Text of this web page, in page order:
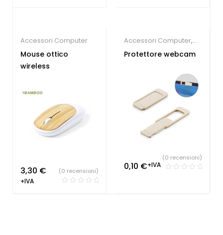
Accessori Computer
Mouse ottico
wireless
3,30 €
+IVA
(0 recensioni)
Accessori Computer,
Gadget economici
Protettore webcam
0,10 €+IVA
(0 recensioni)